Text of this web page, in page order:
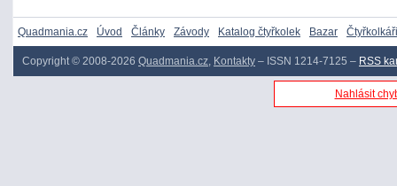
Quadmania.cz Úvod Články Závody Katalog čtyřkolek Bazar Čtyřkolkáři
Copyright © 2008-2026 Quadmania.cz, Kontakty – ISSN 1214-7125 – RSS
Nahlásit